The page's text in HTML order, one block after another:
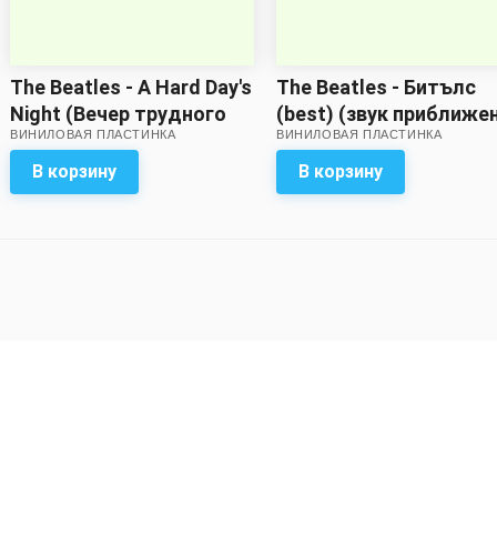
The Beatles - A Hard Day's
Night (Вечер трудного
дня)
ВИНИЛОВАЯ ПЛАСТИНКА
В корзину
The Beatles - Битълс
(best) (звук
ВИНИЛОВАЯ ПЛАСТИНКА
В корзину